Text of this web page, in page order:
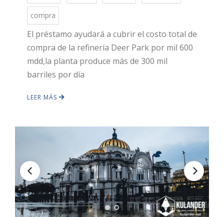
HOT
HOT
compra
El préstamo ayudará a cubrir el costo total de
compra de la refinería Deer Park por mil 600
mdd,la planta produce más de 300 mil
barriles por día
LEER MÁS